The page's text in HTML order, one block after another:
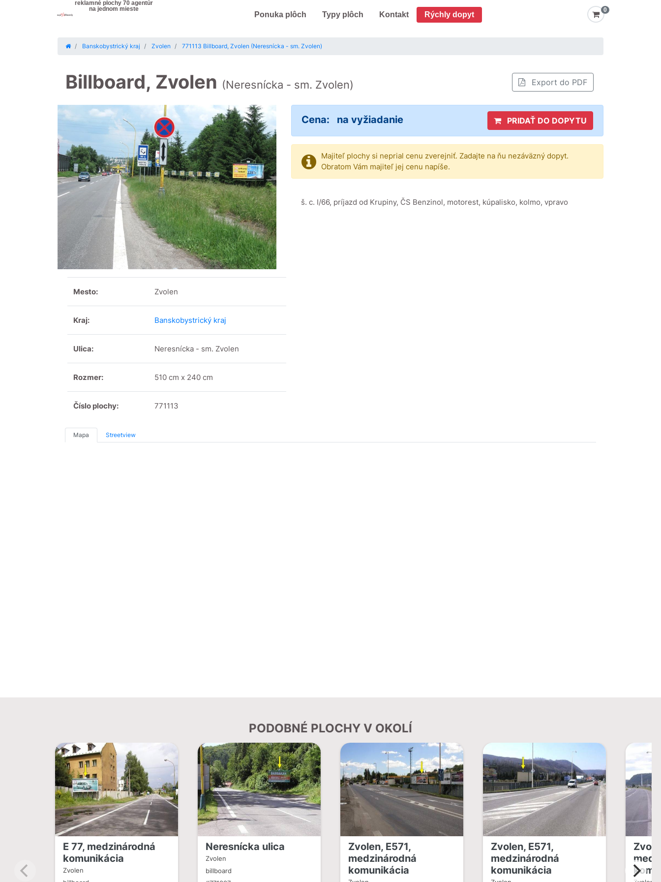
reklamné plochy 70 agentúr
na jednom mieste
Ponuka plôch Typy plôch Kontakt Rýchly dopyt
0
Banskobystrický kraj Zvolen 771113 Billboard, Zvolen (Neresnícka - sm. Zvolen)
Billboard, Zvolen (Neresnícka - sm. Zvolen) Export do PDF
Cena: na vyžiadanie PRIDAŤ DO DOPYTU
Majiteľ plochy si neprial cenu zverejniť. Zadajte na ňu nezáväzný dopyt.
Obratom Vám majiteľ jej cenu napíše.
š. c. I/66, príjazd od Krupiny, ČS Benzinol, motorest, kúpalisko, kolmo, vpravo
Mesto: Zvolen
Kraj: Banskobystrický kraj
Ulica: Neresnícka - sm. Zvolen
Rozmer: 510 cm x 240 cm
Číslo plochy: 771113
Mapa Streetview
PODOBNÉ PLOCHY V OKOLÍ
E 77, medzinárodná
komunikácia
Zvolen
Neresnícka ulica
Zvolen
billboard
Zvolen, E571,
medzinárodná
komunikácia
Zvolen, E571,
medzinárodná
komunikácia